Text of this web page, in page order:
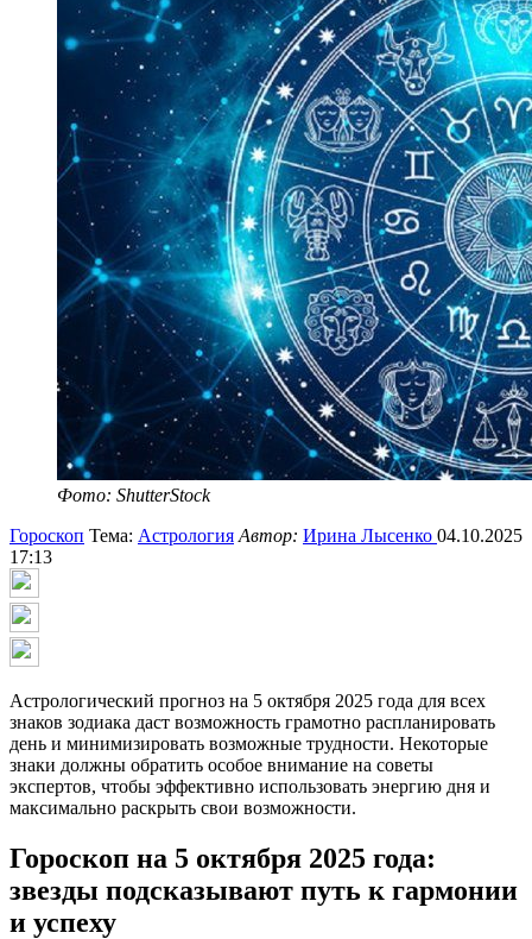
Фото: ShutterStock
Гороскоп Тема: Астрология Автор: Ирина Лысенко 04.10.2025
17:13
Астрологический прогноз на 5 октября 2025 года для всех
знаков зодиака даст возможность грамотно распланировать
день и минимизировать возможные трудности. Некоторые
знаки должны обратить особое внимание на советы
экспертов, чтобы эффективно использовать энергию дня и
максимально раскрыть свои возможности.
Гороскоп на 5 октября 2025 года:
звезды подсказывают путь к гармонии
и успеху